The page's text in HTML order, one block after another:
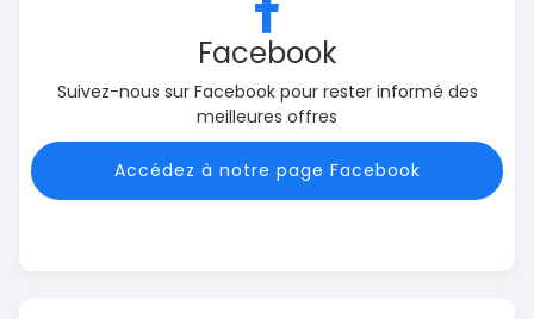
Facebook
Suivez-nous sur Facebook pour rester informé des
meilleures offres
Accédez à notre page Facebook